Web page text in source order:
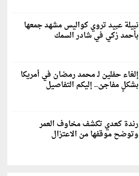
نبيلة عبيد تروي كواليس مشهد جمعها
بأحمد زكي في شادر السمك
إلغاء حفلين لـ محمد رمضان في أمريكا
بشكلٍ مفاجئ.. إليكم التفاصيل
رندة كعدي تكشف مخاوف العمر
وتوضح موقفها من الاعتزال